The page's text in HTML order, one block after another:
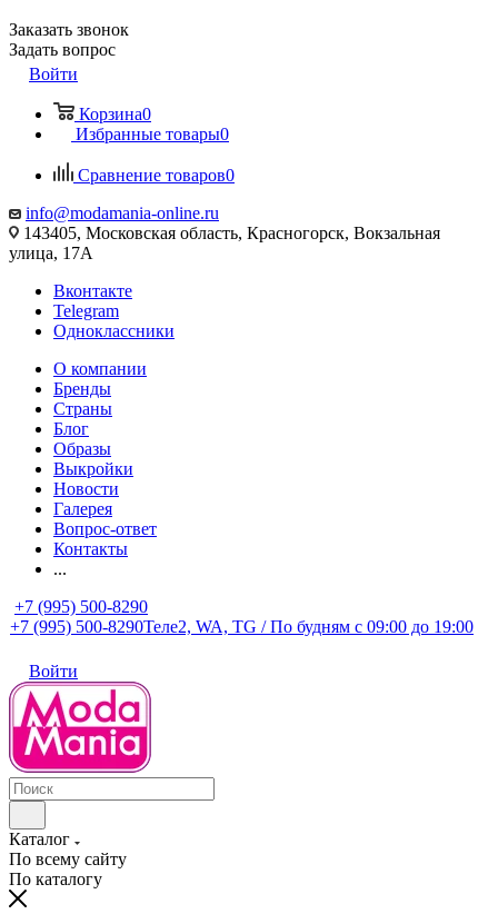
Заказать звонок
Задать вопрос
Войти
Корзина0
Избранные товары0
Сравнение товаров0
info@modamania-online.ru
143405, Московская область, Красногорск, Вокзальная
улица, 17А
Вконтакте
Telegram
Одноклассники
О компании
Бренды
Страны
Блог
Образы
Выкройки
Новости
Галерея
Вопрос-ответ
Контакты
...
+7 (995) 500-8290
+7 (995) 500-8290Теле2, WA, TG / По будням c 09:00 до 19:00
Войти
Каталог
По всему сайту
По каталогу